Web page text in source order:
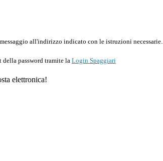
all'indirizzo indicato con le istruzioni necessarie.
della password tramite la Login Spaggiari
elettronica!